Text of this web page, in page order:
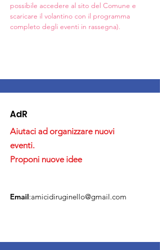
possibile accedere al sito del Comune e
scaricare il volantino con il programma
completo degli eventi in rassegna).
AdR
Aiutaci ad organizzare nuovi
eventi.
Proponi nuove idee
Email:amicidiruginello@gmail.com